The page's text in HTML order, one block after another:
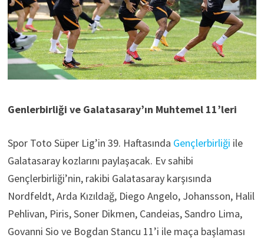
Genlerbirliği ve Galatasaray’ın Muhtemel 11’leri
Spor Toto Süper Lig’in 39. Haftasında Gençlerbirliği ile
Galatasaray kozlarını paylaşacak. Ev sahibi
Gençlerbirliği’nin, rakibi Galatasaray karşısında
Nordfeldt, Arda Kızıldağ, Diego Angelo, Johansson, Halil
Pehlivan, Piris, Soner Dikmen, Candeias, Sandro Lima,
Govanni Sio ve Bogdan Stancu 11’i ile maça başlaması